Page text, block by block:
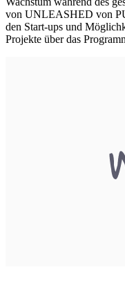
von UNLEASHED von
den Start-ups und
Projekte über das